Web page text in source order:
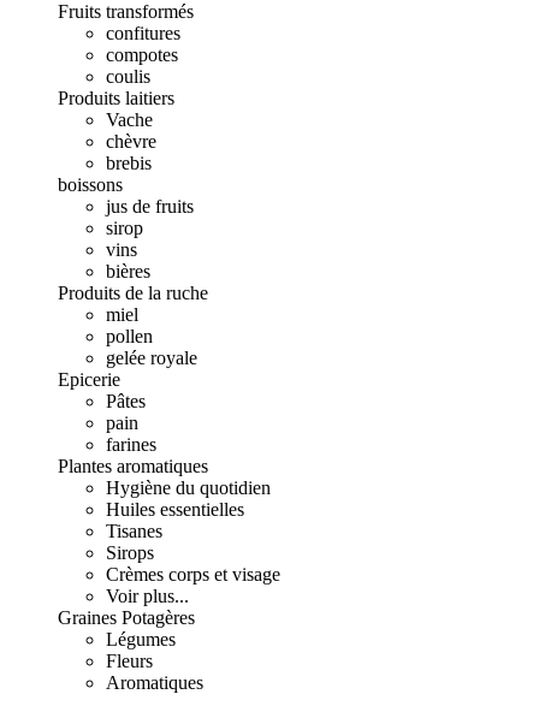
Fruits transformés
confitures
compotes
coulis
Produits laitiers
Vache
chèvre
brebis
boissons
jus de fruits
sirop
vins
bières
Produits de la ruche
miel
pollen
gelée royale
Epicerie
Pâtes
pain
farines
Plantes aromatiques
Hygiène du quotidien
Huiles essentielles
Tisanes
Sirops
Crèmes corps et visage
Voir plus...
Graines Potagères
Légumes
Fleurs
Aromatiques